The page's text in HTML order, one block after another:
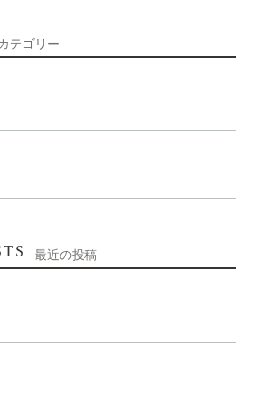
カテゴリー
最近の投稿